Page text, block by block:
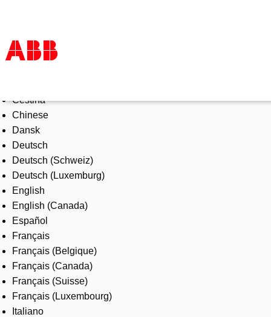
Products & Solutions
Industries
Services
About us
Where to buy
Contact us
Careers
Čeština
Chinese
Dansk
Deutsch
Deutsch (Schweiz)
Deutsch (Luxemburg)
English
English (Canada)
Español
Français
Français (Belgique)
Français (Canada)
Français (Suisse)
Français (Luxembourg)
Italiano